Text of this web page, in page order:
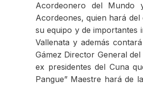
Acordeonero del Mundo
Acordeones, quien hará
su equipo y de importantes
Vallenata y además
Gámez Director General
ex presidentes del Cuna
Pangue” Maestre hará de